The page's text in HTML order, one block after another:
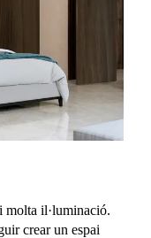
molta il·luminació.
crear un espai